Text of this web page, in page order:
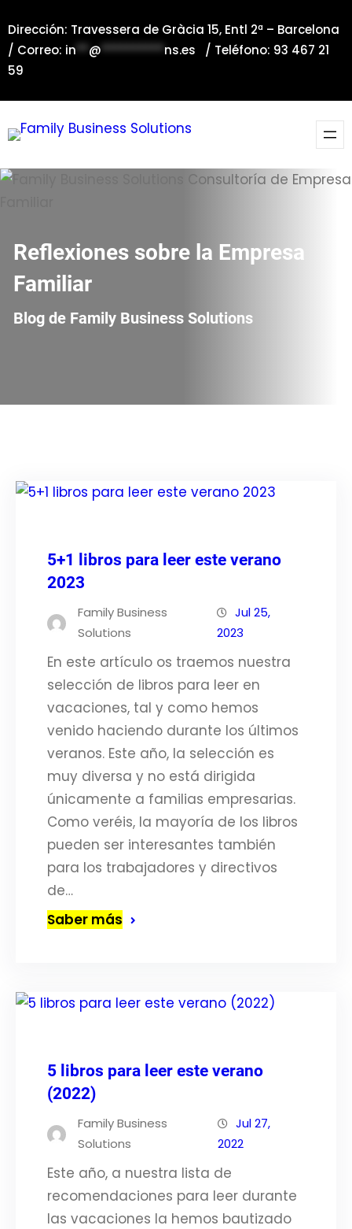
al
contenido
Dirección: Travessera de Gràcia 15, Entl 2ª – Barcelona
/ Correo: in**@**********ns.es / Teléfono: 93 467 21
59
Reflexiones sobre la Empresa
Familiar
Blog de Family Business Solutions
5+1 libros para leer este verano
2023
Family Business
Solutions
Jul 25,
2023
En este artículo os traemos nuestra
selección de libros para leer en
vacaciones, tal y como hemos
venido haciendo durante los últimos
veranos. Este año, la selección es
muy diversa y no está dirigida
únicamente a familias empresarias.
Como veréis, la mayoría de los libros
pueden ser interesantes también
para los trabajadores y directivos
de…
Saber más
5 libros para leer este verano
(2022)
Family Business
Solutions
Jul 27,
2022
Este año, a nuestra lista de
recomendaciones para leer durante
las vacaciones la hemos bautizado